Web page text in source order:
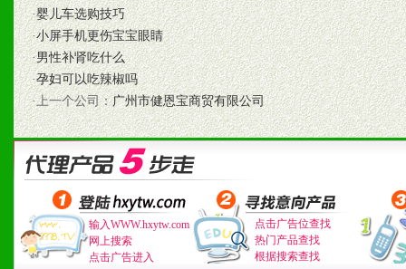
3、具备区域内良好的终端
4、具备一定业务团队能力
道，医药渠道并为之提供
5、具备较强的市场操作意
八、品牌产品
1、不断提升品牌的知名度
·婴儿车选购技巧
·小屏手机更伤宝宝眼睛
·男性补肾吃什么
·孕妇可以吃辣椒吗
·上一个公司：广州市健恩宝商贸有限公司
输入WWW.hxytw.com
网上搜索
点击广告进入
点击广告位查找
热门产品查找
根据搜索查找